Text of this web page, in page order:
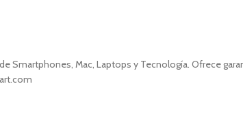
Smartphones, Mac, Laptops y Tecnología. Ofrece